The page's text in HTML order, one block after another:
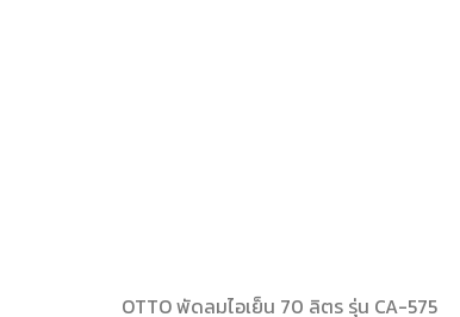
OTTO พัดลมไอเย็น 70 ลิตร รุ่น CA-575